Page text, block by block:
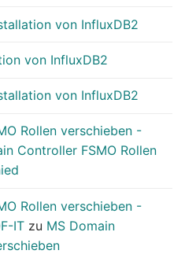
von InfluxDB2
von InfluxDB2
von InfluxDB2
Rollen verschieben -
Controller FSMO Rollen
Rollen verschieben -
IT zu MS Domain